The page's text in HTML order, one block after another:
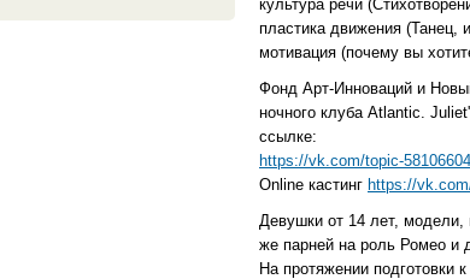
культура речи
пластика движения (Танец,
мотивация (почему вы
Фонд Арт-Инноваций и
ночного клуба Atlantic.
ссылке:
https://vk.com/topic-
Online кастинг https://
Девушки от 14 лет,
же парней на роль Ромео и
На протяжении подготовки